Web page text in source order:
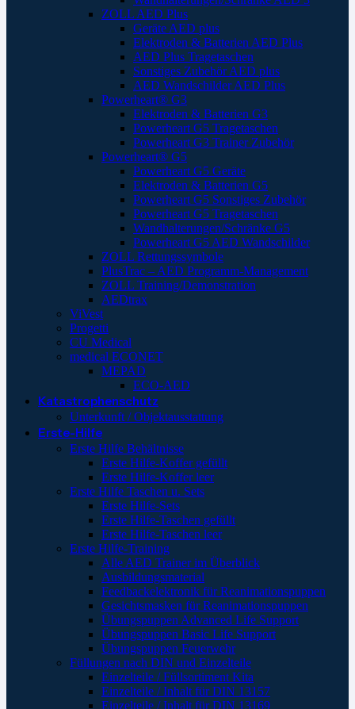
ZOLL AED Plus
Geräte AED plus
Elektroden & Batterien AED Plus
AED Plus Tragetaschen
Sonstiges Zubehör AED plus
AED Wandschilder AED Plus
Powerheart® G3
Elektroden & Batterien G3
Powerheart G5 Tragetaschen
Powerheart G3 Trainer Zubehör
Powerheart® G5
Powerheart G5 Geräte
Elektroden & Batterien G5
Powerheart G5 Sonstiges Zubehör
Powerheart G5 Tragetaschen
Wandhalterungen/Schränke G5
Powerheart G5 AED Wandschilder
ZOLL Rettungssymbole
PlusTrac – AED Programm-Management
ZOLL Training/Demonstration
AEDtrax
ViVest
Progetti
CU Medical
medical ECONET
MEPAD
ECO-AED
Katastrophenschutz
Unterkunft / Objektausstattung
Erste-Hilfe
Erste Hilfe Behältnisse
Erste Hilfe-Koffer gefüllt
Erste Hilfe-Koffer leer
Erste Hilfe Taschen u. Sets
Erste Hilfe-Sets
Erste Hilfe-Taschen gefüllt
Erste Hilfe-Taschen leer
Erste Hilfe-Training
Alle AED Trainer im Überblick
Ausbildungsmaterial
Feedbackelektronik für Reanimationspuppen
Gesichtsmasken für Reanimationspuppen
Übungspuppen Advanced Life Support
Übungspuppen Basic Life Support
Übungspuppen Feuerwehr
Füllungen nach DIN und Einzelteile
Einzelteile / Füllsortiment Kita
Einzelteile / Inhalt für DIN 13157
Einzelteile / Inhalt für DIN 13169